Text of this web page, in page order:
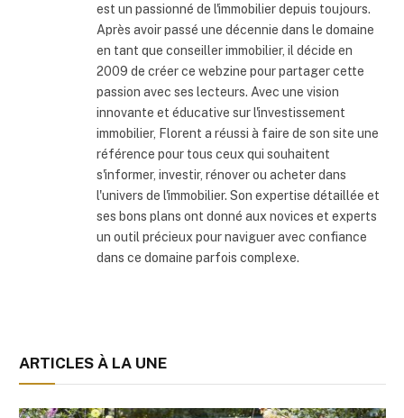
est un passionné de l'immobilier depuis toujours.
Après avoir passé une décennie dans le domaine
en tant que conseiller immobilier, il décide en
2009 de créer ce webzine pour partager cette
passion avec ses lecteurs. Avec une vision
innovante et éducative sur l'investissement
immobilier, Florent a réussi à faire de son site une
référence pour tous ceux qui souhaitent
s'informer, investir, rénover ou acheter dans
l'univers de l'immobilier. Son expertise détaillée et
ses bons plans ont donné aux novices et experts
un outil précieux pour naviguer avec confiance
dans ce domaine parfois complexe.
ARTICLES À LA UNE